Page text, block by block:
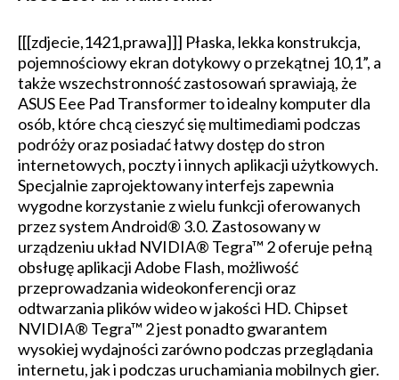
[[[zdjecie,1421,prawa]]] Płaska, lekka konstrukcja,
pojemnościowy ekran dotykowy o przekątnej 10,1”, a
także wszechstronność zastosowań sprawiają, że
ASUS Eee Pad Transformer to idealny komputer dla
osób, które chcą cieszyć się multimediami podczas
podróży oraz posiadać łatwy dostęp do stron
internetowych, poczty i innych aplikacji użytkowych.
Specjalnie zaprojektowany interfejs zapewnia
wygodne korzystanie z wielu funkcji oferowanych
przez system Android® 3.0. Zastosowany w
urządzeniu układ NVIDIA® Tegra™ 2 oferuje pełną
obsługę aplikacji Adobe Flash, możliwość
przeprowadzania wideokonferencji oraz
odtwarzania plików wideo w jakości HD. Chipset
NVIDIA® Tegra™ 2 jest ponadto gwarantem
wysokiej wydajności zarówno podczas przeglądania
internetu, jak i podczas uruchamiania mobilnych gier.